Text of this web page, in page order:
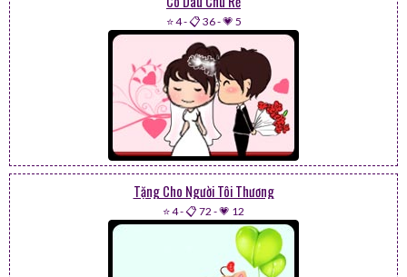
⭐ 4-📋 36-💗 5
Tặng Cho Người Tôi Thương
⭐ 4-📋 72 -💗 12